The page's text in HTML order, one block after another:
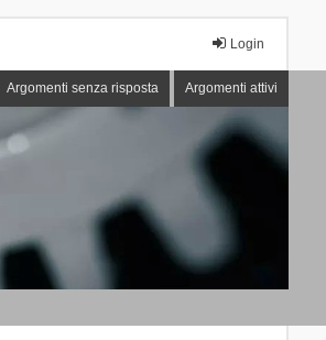
Login
Argomenti senza risposta Argomenti attivi